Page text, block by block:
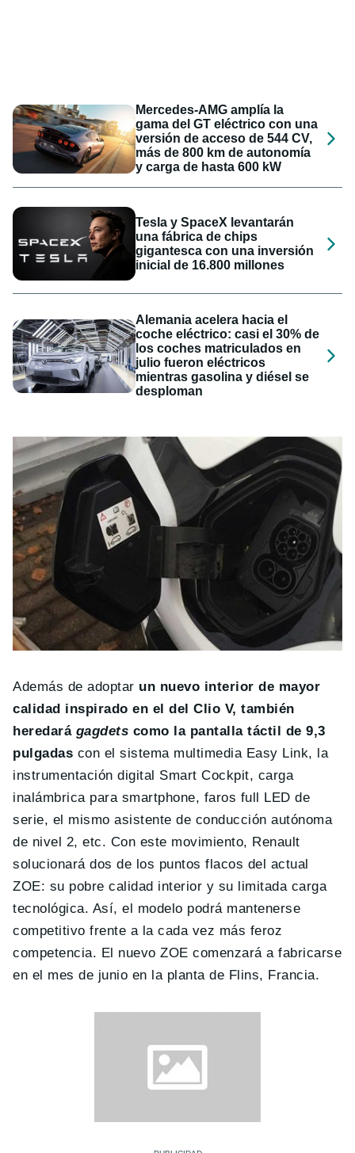
Mercedes-AMG amplía la
gama del GT eléctrico con una
versión de acceso de 544 CV,
más de 800 km de autonomía
y carga de hasta 600 kW
Tesla y SpaceX levantarán
una fábrica de chips
gigantesca con una inversión
inicial de 16.800 millones
Alemania acelera hacia el
coche eléctrico: casi el 30% de
los coches matriculados en
julio fueron eléctricos
mientras gasolina y diésel se
desploman
Además de adoptar un nuevo interior de mayor
calidad inspirado en el del Clio V, también
heredará gagdets como la pantalla táctil de 9,3
pulgadas con el sistema multimedia Easy Link, la
instrumentación digital Smart Cockpit, carga
inalámbrica para smartphone, faros full LED de
serie, el mismo asistente de conducción autónoma
de nivel 2, etc. Con este movimiento, Renault
solucionará dos de los puntos flacos del actual
ZOE: su pobre calidad interior y su limitada carga
tecnológica. Así, el modelo podrá mantenerse
competitivo frente a la cada vez más feroz
competencia. El nuevo ZOE comenzará a fabricarse
en el mes de junio en la planta de Flins, Francia.